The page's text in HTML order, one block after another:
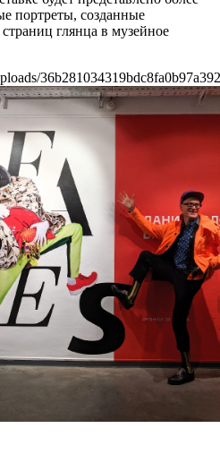
портреты, созданные
глянца в музейное